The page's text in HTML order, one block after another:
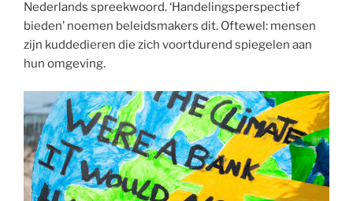
Nederlands spreekwoord. ‘Handelingsperspectief
bieden’ noemen beleidsmakers dit. Oftewel: mensen
zijn kuddedieren die zich voortdurend spiegelen aan
hun omgeving.